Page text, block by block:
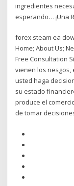
ingredientes
esperando… ¡Una
forex steam ea
Home; About Us;
Free Consultation
vienen los riesgos,
usted haga
su estado
produce el
de tomar